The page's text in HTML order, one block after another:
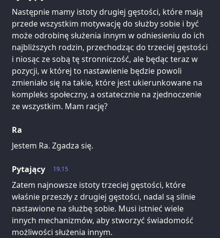
Następnie mamy istoty drugiej gęstości, które mają
przede wszystkim motywację do służby sobie i być
może odrobinę służenia innym w odniesieniu do ich
najbliższych rodzin, przechodząc do trzeciej gęstości
i niosąc ze sobą tę stronniczość, ale będąc teraz w
pozycji, w której to nastawienie będzie powoli
zmieniało się na takie, które jest ukierunkowane na
kompleks społeczny, a ostatecznie na zjednoczenie
ze wszystkim. Mam rację?
Ra
Jestem Ra. Zgadza się.
19.15
Pytający
Zatem najnowsze istoty trzeciej gęstości, które
właśnie przeszły z drugiej gęstości, nadal są silnie
nastawione na służbę sobie. Musi istnieć wiele
innych mechanizmów, aby stworzyć świadomość
możliwości służenia innym.